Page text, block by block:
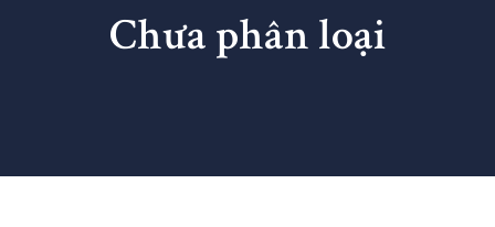
Chưa phân loại